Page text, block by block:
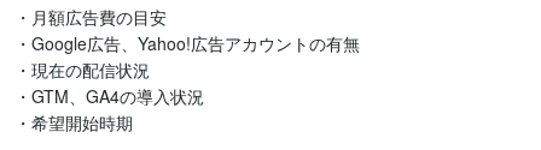
・月額広告費の目安
・Google広告、Yahoo!広告アカウントの有無
・現在の配信状況
・GTM、GA4の導入状況
・希望開始時期